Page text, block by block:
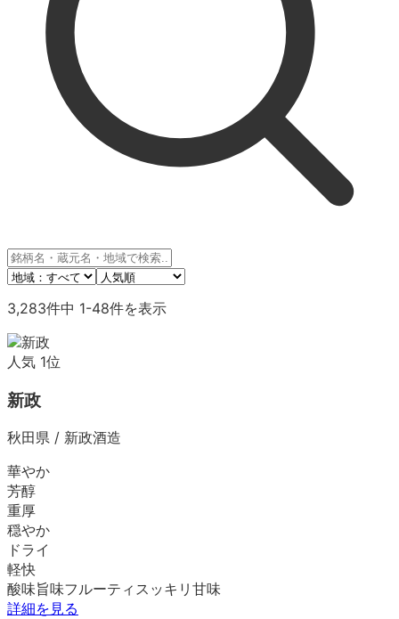
3,283件中 1-48件を表示
人気 1位
新政
秋田県 / 新政酒造
華やか
芳醇
重厚
穏やか
ドライ
軽快
酸味旨味フルーティ スッキリ 甘味
詳細を見る